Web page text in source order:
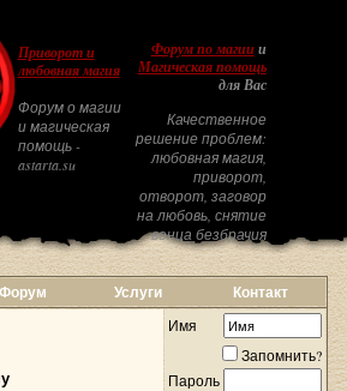
Приворот и
любовная магия
Форум о магии
и магическая
помощь -
astarta.su
Форум по магиии
Магическая помощь
для Вас
Качественное
решение проблем:
любовная магия,
приворот,
отворот, заговор
на любовь, снятие
венца безбрачия
Форум Услуги Контакт
Имя
Запомнить?
Пароль